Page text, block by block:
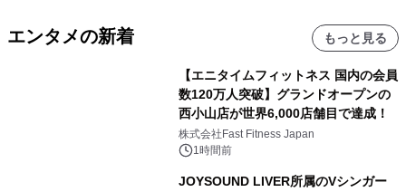
エンタメの新着 もっと見る
【エニタイムフィットネス 国内の会員
数120万人突破】グランドオープンの
西小山店が世界6,000店舗目で達成！
株式会社Fast Fitness Japan
1時間前
JOYSOUND LIVER所属のVシンガー